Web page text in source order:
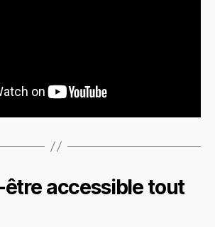
être accessible tout